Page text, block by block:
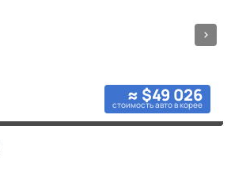
≈ $49 026
стоимость авто в корее